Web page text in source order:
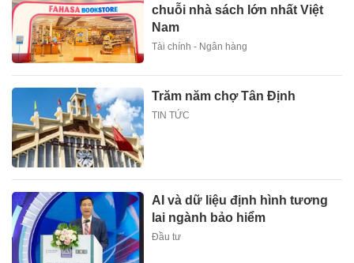
chuỗi nhà sách lớn nhất Việt
Nam
Tài chính - Ngân hàng
Trăm năm chợ Tân Định
TIN TỨC
AI và dữ liệu định hình tương
lai ngành bảo hiểm
Đầu tư